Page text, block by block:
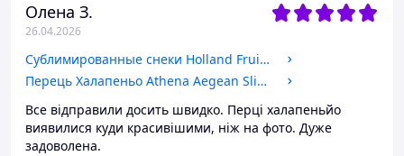
Олена З.
26.04.2026
Сублимированные снеки Holland Fruit ассорти овощей и фруктов 500 г (0003)
Перець Халапеньо Athena Aegean Sliced маринований нарізаний 360/700 г (0010)
Все відправили досить швидко. Перці халапеньйо
виявилися куди красивішими, ніж на фото. Дуже
задоволена.